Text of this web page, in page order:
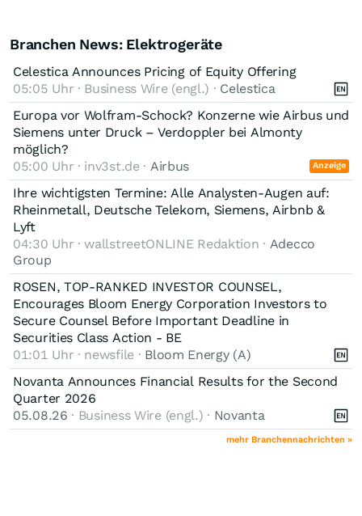
Branchen News: Elektrogeräte
Celestica Announces Pricing of Equity Offering
05:05 Uhr · Business Wire (engl.) · Celestica
Europa vor Wolfram-Schock? Konzerne wie Airbus und
Siemens unter Druck – Verdoppler bei Almonty
möglich?
05:00 Uhr · inv3st.de · Airbus Anzeige
Ihre wichtigsten Termine: Alle Analysten-Augen auf:
Rheinmetall, Deutsche Telekom, Siemens, Airbnb &
Lyft
04:30 Uhr · wallstreetONLINE Redaktion · Adecco
Group
ROSEN, TOP-RANKED INVESTOR COUNSEL,
Encourages Bloom Energy Corporation Investors to
Secure Counsel Before Important Deadline in
Securities Class Action - BE
01:01 Uhr · newsfile · Bloom Energy (A)
Novanta Announces Financial Results for the Second
Quarter 2026
05.08.26 · Business Wire (engl.) · Novanta
mehr Branchennachrichten »